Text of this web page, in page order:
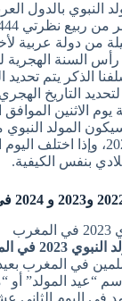
النبوي بالدول
من دولة عربية
رأس السنة الهجرية
الذكر يتم تحديد
التاريخ
الاثنين
2023، فسيكون المولد
عشر من أكتوبر 2023، وإذا اختلف
بنفس الكيفية.
2023 في المغرب
في المغرب بعيد
“عيد المولد” أو
في اليوم الثاني